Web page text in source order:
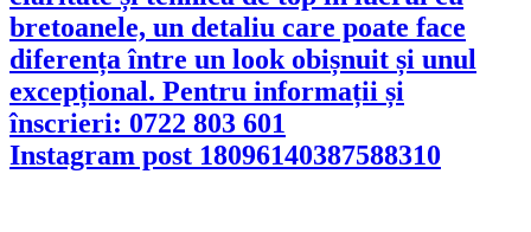
Instagram post 18096140387588310